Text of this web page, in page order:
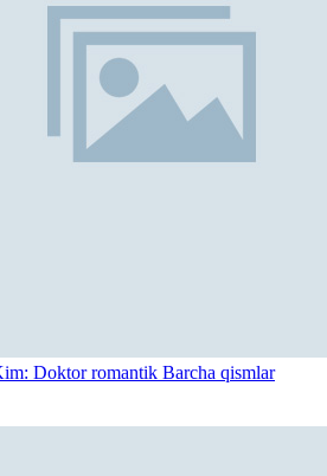
Doktor romantik Barcha qismlar